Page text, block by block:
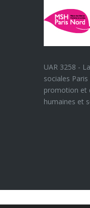
UAR 3258 -
sociales
promotion et
humaines et